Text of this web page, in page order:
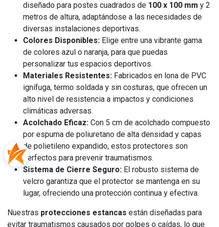
diseñado para postes cuadrados de 100 x 100 mm y 2
metros de altura, adaptándose a las necesidades de
diversas instalaciones deportivas.
Colores Disponibles: Elige entre una vibrante gama
de colores azul o naranja, para que puedas
personalizar tus espacios deportivos.
Materiales Resistentes: Fabricados en lona de PVC
ignífuga, termo soldada y sin costuras, que ofrecen un
alto nivel de resistencia a impactos y condiciones
climáticas adversas.
Acolchado Eficaz: Con 5 cm de acolchado compuesto
por espuma de poliuretano de alta densidad y capas
de polietileno expandido, estos protectores son
perfectos para prevenir traumatismos.
Sistema de Cierre Seguro: El robusto sistema de
velcro garantiza que el protector se mantenga en su
lugar, ofreciendo una protección continua y efectiva.
Nuestras protecciones estancas están diseñadas para
evitar traumatismos causados por golpes o caídas, lo que